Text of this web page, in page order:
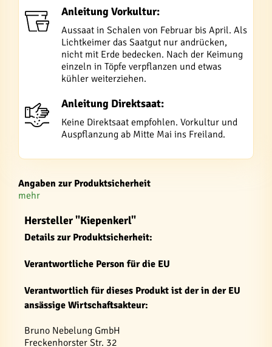
Anleitung Vorkultur:
Aussaat in Schalen von Februar bis April. Als
Lichtkeimer das Saatgut nur andrücken,
nicht mit Erde bedecken. Nach der Keimung
einzeln in Töpfe verpflanzen und etwas
kühler weiterziehen.
Anleitung Direktsaat:
Keine Direktsaat empfohlen. Vorkultur und
Auspflanzung ab Mitte Mai ins Freiland.
Angaben zur Produktsicherheit
mehr
Hersteller "Kiepenkerl"
Details zur Produktsicherheit:
Verantwortliche Person für die EU
Verantwortlich für dieses Produkt ist der in der EU
ansässige Wirtschaftsakteur:
Bruno Nebelung GmbH
Freckenhorster Str. 32